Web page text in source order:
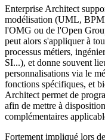
Enterprise Architect
modélisation (UML,
l'OMG ou de l'Open
peut alors s'appliquer à
processus métiers,
SI...), et donne souvent
personnalisations via le
fonctions spécifiques, et
Architect permet de
afin de mettre à
complémentaires
Fortement impliqué lors